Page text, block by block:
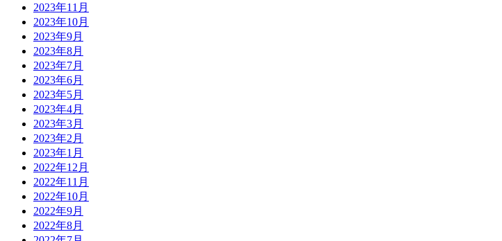
2023年11月
2023年10月
2023年9月
2023年8月
2023年7月
2023年6月
2023年5月
2023年4月
2023年3月
2023年2月
2023年1月
2022年12月
2022年11月
2022年10月
2022年9月
2022年8月